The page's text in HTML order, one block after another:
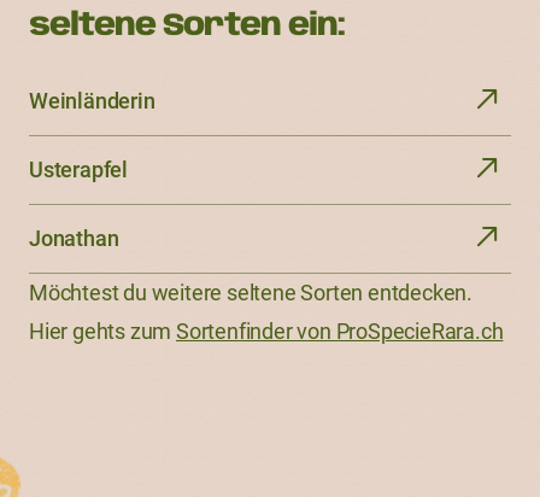
seltene Sorten ein:
Weinländerin
Usterapfel
Jonathan
Möchtest du weitere seltene Sorten entdecken.
Hier gehts zumSortenfinder von ProSpecieRara.ch